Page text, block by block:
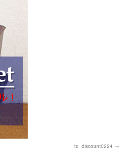
tp_discount0224